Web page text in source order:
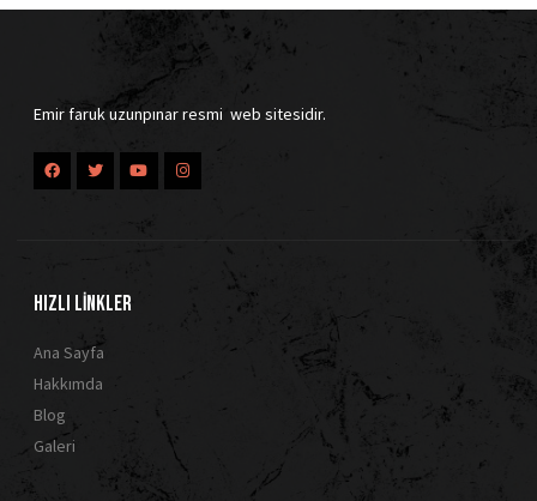
Emir faruk uzunpınar resmi web sitesidir.
HIZLI LİNKLER
Ana Sayfa
Hakkımda
Blog
Galeri